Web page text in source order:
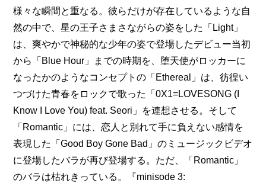
様々な瞬間と重なる。彼らだけが存在しているような自
然の中で、星の王子さまさながらの姿をした「Light」
は、爽やかで神秘的な少年の姿で登場したデビュー当初
から「Blue Hour」までの時期を、堕天使がロッカーに
なったかのようなコンセプトの「Ethereal」は、彷徨い
つづけた青春をロックで歌った「0X1=LOVESONG (I
Know I Love You) feat. Seori」を連想させる。そして
「Romantic」には、恋人と別れて手に負えない感情を
表現した「Good Boy Gone Bad」のミュージックビデオ
に登場したバラが再び登場する。ただ、「Romantic」
のバラは枯れきっている。『minisode 3: